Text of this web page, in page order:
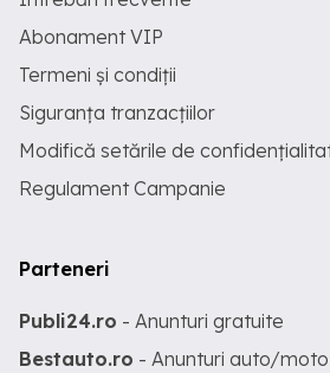
Abonament VIP
Termeni și condiții
Siguranța tranzacțiilor
Modifică setările de
Regulament Campanie
Parteneri
Publi24.ro - Anunturi gratuite
Bestauto.ro - Anunturi auto/moto